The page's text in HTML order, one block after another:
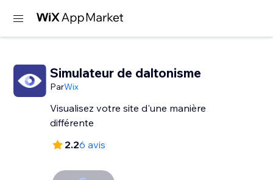
Simulateur de daltonisme
ParWix
Visualisez votre site d'une manière
différente
2.26 avis